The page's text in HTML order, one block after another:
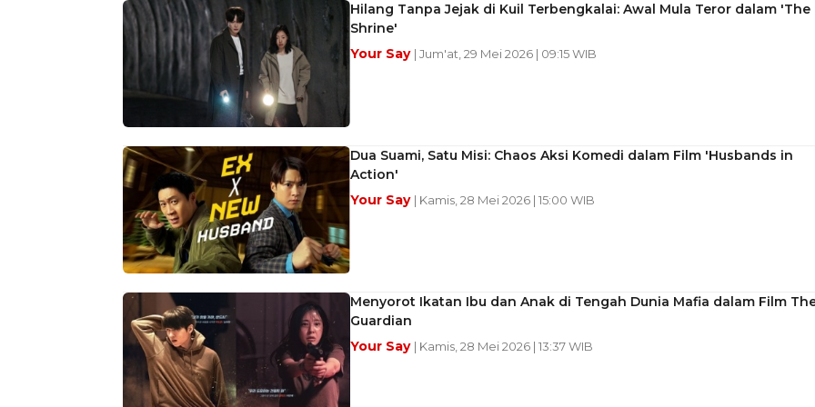
Hilang Tanpa Jejak di Kuil Terbengkalai: Awal Mula Teror dalam 'The
Shrine'
Your Say | Jum'at, 29 Mei 2026 | 09:15 WIB
Dua Suami, Satu Misi: Chaos Aksi Komedi dalam Film 'Husbands in
Action'
Your Say | Kamis, 28 Mei 2026 | 15:00 WIB
Menyorot Ikatan Ibu dan Anak di Tengah Dunia Mafia dalam Film
Guardian
Your Say | Kamis, 28 Mei 2026 | 13:37 WIB